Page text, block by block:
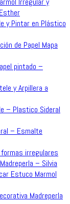
y Pintar en Plástico
de Papel Mapa
pintado –
y Arpillera a
– Plastico Sideral
– Esmalte
irregulares
– Silvia
Estuco Marmol
Madreperla